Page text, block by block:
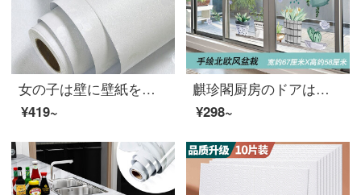
女の子は壁に壁紙を貼ってから、壁に防水します。防湿、しわ、壁にシールを貼って、リビングルームのテレビ背景壁、寝室のシールを貼ってください。0.6*10 mの白いバラです。
¥419~
麒珍閣厨房のドアは障子のガラスのシールを押します。3 D立体壁の貼る絵はリビングガラスの扉のシールを貼ります。台所は障子を押して壁を飾ります。創意的な窓の模様は北欧風の盆栽が特大です。
¥298~